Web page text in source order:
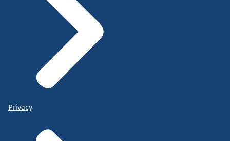
Privacy